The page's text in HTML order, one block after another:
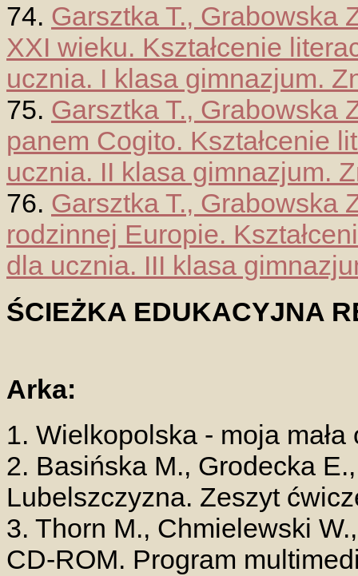
74. Garsztka T., Grabowska
XXI wieku. Kształcenie
ucznia. I klasa gimnazjum.
75. Garsztka T., Grabowska
panem Cogito. Kształcenie
ucznia. II klasa gimnazjum.
76. Garsztka T., Grabowska
rodzinnej Europie.
dla ucznia. III klasa
ŚCIEŻKA EDUKACYJNA
Arka:
1. Wielkopolska - moja
2. Basińska M., Grodecka
Lubelszczyzna. Zeszyt
3. Thorn M., Chmielewski
CD-ROM. Program